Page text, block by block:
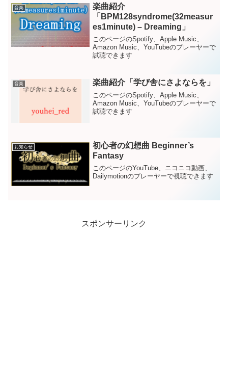
音楽
楽曲紹介
「BPM128syndrome(32measur
es1minute) – Dreaming」
このページのSpotify、Apple Music、
Amazon Music、YouTubeのプレーヤーで
試聴できます
音楽 楽曲紹介「学び舎にさよならを」
このページのSpotify、Apple Music、
Amazon Music、YouTubeのプレーヤーで
試聴できます
お知らせ
初心者の幻想曲 Beginner’s
Fantasy
このページのYouTube、ニコニコ動画、
Dailymotionのプレーヤーで視聴できます
スポンサーリンク